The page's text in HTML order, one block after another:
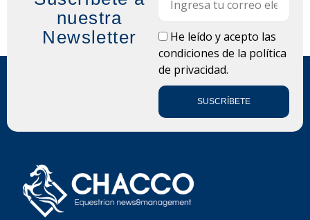
nuestra
Newsletter
LOPDHe leído y acepto las
condiciones de la política
de privacidad.
SUSCRÍBETE